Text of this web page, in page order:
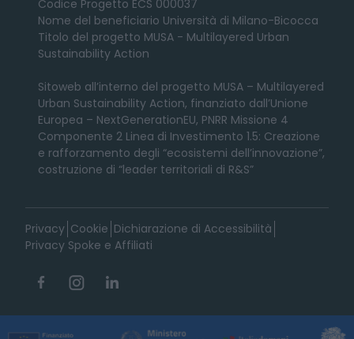
Codice Progetto ECS 000037
Nome del beneficiario Università di Milano-Bicocca
Titolo del progetto MUSA - Multilayered Urban
Sustainability Action
Sitoweb all’interno del progetto MUSA – Multilayered
Urban Sustainability Action, finanziato dall’Unione
Europea – NextGenerationEU, PNRR Missione 4
Componente 2 Linea di Investimento 1.5: Creazione
e rafforzamento degli “ecosistemi dell’innovazione”,
costruzione di “leader territoriali di R&S”
Privacy Cookie Dichiarazione di Accessibilità
Privacy Spoke e Affiliati